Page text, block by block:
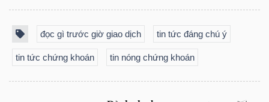
đọc gì trước giờ giao dịch tin tức đáng chú ý
tin tức chứng khoán tin nóng chứng khoán